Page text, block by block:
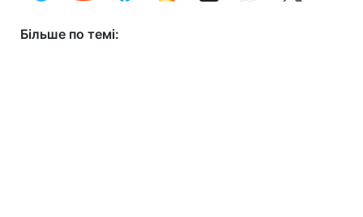
Більше по темі: